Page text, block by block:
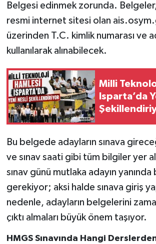
Belgesi edinmek zorunda.
resmi internet sitesi olan
üzerinden T.C. kimlik numarası ve
kullanılarak alınabilecek.
Milli
Isparta’da
Bu belgede adayların sınava
ve sınav saati gibi tüm bilgiler yer
sınav günü mutlaka adayın yanında
gerekiyor; aksi halde sınava giriş
nedenle, adayların belgelerini
çıktı almaları büyük önem taşıyor.
HMGS Sınavında Hangi